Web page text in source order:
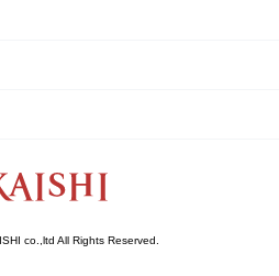
co.,ltd All Rights Reserved.